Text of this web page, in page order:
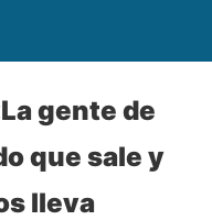
gente de
que sale y
lleva